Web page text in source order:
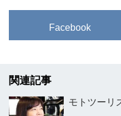
Facebook
関連記事
モトツーリ